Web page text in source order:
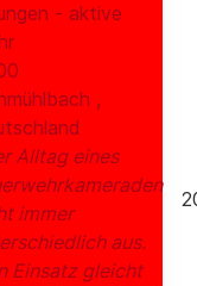
- aktive
,
Alltag eines
immer
aus.
Einsatz gleicht